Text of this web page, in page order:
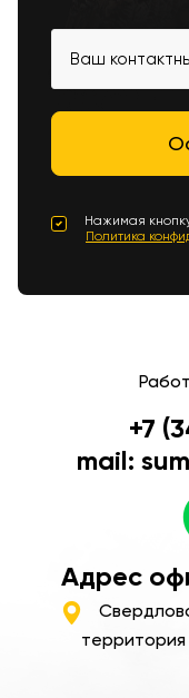
Нажимая
Политика
+7
mail:
Адрес